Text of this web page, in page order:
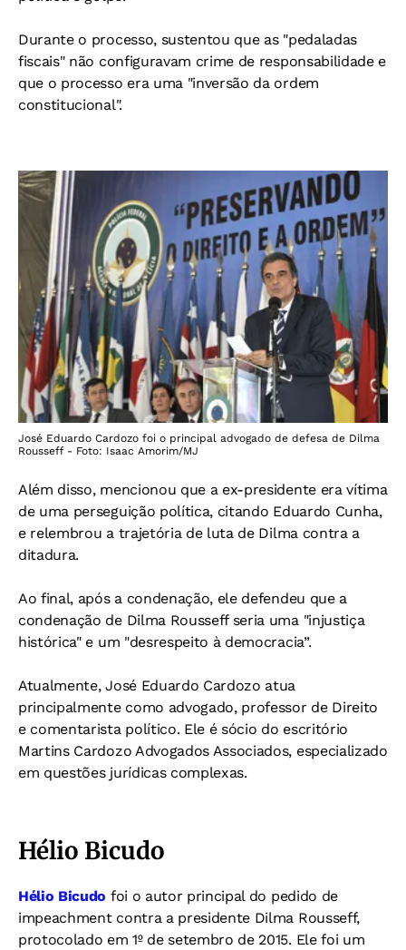
Durante o processo, sustentou que as "pedaladas
fiscais" não configuravam crime de responsabilidade e
que o processo era uma "inversão da ordem
constitucional".
José Eduardo Cardozo foi o principal advogado de defesa de Dilma
Rousseff - Foto: Isaac Amorim/MJ
Além disso, mencionou que a ex-presidente era vítima
de uma perseguição política, citando Eduardo Cunha,
e relembrou a trajetória de luta de Dilma contra a
ditadura.
Ao final, após a condenação, ele defendeu que a
condenação de Dilma Rousseff seria uma "injustiça
histórica" e um "desrespeito à democracia”.
Atualmente, José Eduardo Cardozo atua
principalmente como advogado, professor de Direito
e comentarista político. Ele é sócio do escritório
Martins Cardozo Advogados Associados, especializado
em questões jurídicas complexas.
Hélio Bicudo
Hélio Bicudo foi o autor principal do pedido de
impeachment contra a presidente Dilma Rousseff,
protocolado em 1º de setembro de 2015. Ele foi um